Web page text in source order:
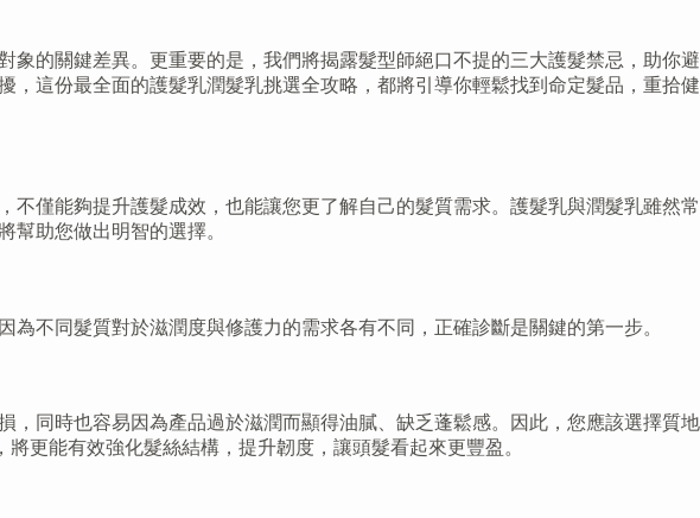
的關鍵差異。更重要的是，我們將揭露髮型師絕口不提的三大護髮禁忌，助你避
這份最全面的護髮乳潤髮乳挑選全攻略，都將引導你輕鬆找到命定髮品，重拾健
僅能夠提升護髮成效，也能讓您更了解自己的髮質需求。護髮乳與潤髮乳雖然常
幫助您做出明智的選擇。
不同髮質對於滋潤度與修護力的需求各有不同，正確診斷是關鍵的第一步。
同時也容易因為產品過於滋潤而顯得油膩、缺乏蓬鬆感。因此，您應該選擇質地
更能有效強化髮絲結構，提升韌度，讓頭髮看起來更豐盈。